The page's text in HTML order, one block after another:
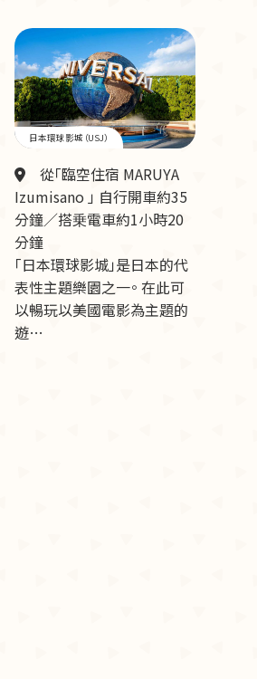
日本環球影城（USJ）
從「臨空住宿 MARUYA
Izumisano 」 自行開車約35
分鐘／搭乗電車約1小時20
分鐘
「日本環球影城」是日本的代
表性主題樂園之一。 在此可
以暢玩以美國電影為主題的
遊…